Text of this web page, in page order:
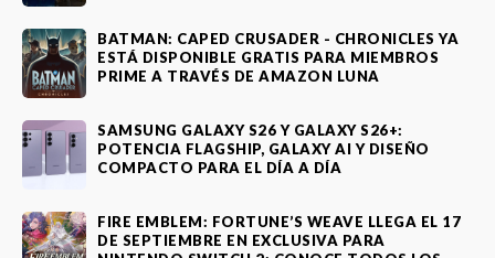
BATMAN: CAPED CRUSADER - CHRONICLES YA
ESTÁ DISPONIBLE GRATIS PARA MIEMBROS
PRIME A TRAVÉS DE AMAZON LUNA
SAMSUNG GALAXY S26 Y GALAXY S26+:
POTENCIA FLAGSHIP, GALAXY AI Y DISEÑO
COMPACTO PARA EL DÍA A DÍA
FIRE EMBLEM: FORTUNE’S WEAVE LLEGA EL 17
DE SEPTIEMBRE EN EXCLUSIVA PARA